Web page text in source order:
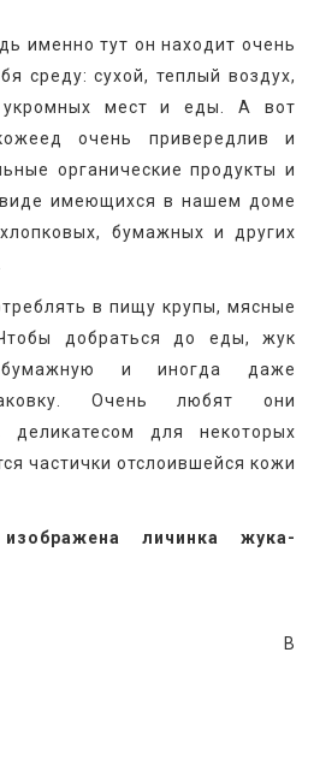
именно тут он находит очень
среду: сухой, теплый воздух,
укромных мест и еды. А вот
очень привередлив и
органические продукты и
имеющихся в нашем доме
бумажных и других
в пищу крупы, мясные
добраться до еды, жук
бумажную и иногда даже
Очень любят они
деликатесом для некоторых
частички отслоившейся кожи
личинка жука-
В